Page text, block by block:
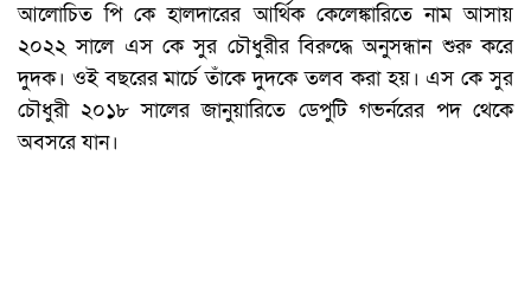
আলোচিত পি কে হালদারের আর্থিক কেলেঙ্কারিতে নাম আসায়
২০২২ সালে এস কে সুর চৌধুরীর বিরুদ্ধে অনুসন্ধান শুরু করে
দুদক। ওই বছরের মার্চে তাঁকে দুদকে তলব করা হয়। এস কে সুর
চৌধুরী ২০১৮ সালের জানুয়ারিতে ডেপুটি গভর্নরের পদ থেকে
অবসরে যান।